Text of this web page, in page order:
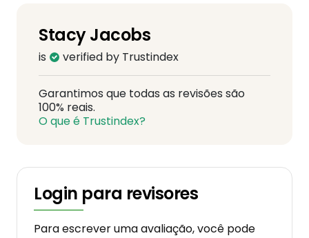
Stacy Jacobs
is verified by Trustindex
Garantimos que todas as revisões são
100% reais.
O que é Trustindex?
Login para revisores
Para escrever uma avaliação, você pode